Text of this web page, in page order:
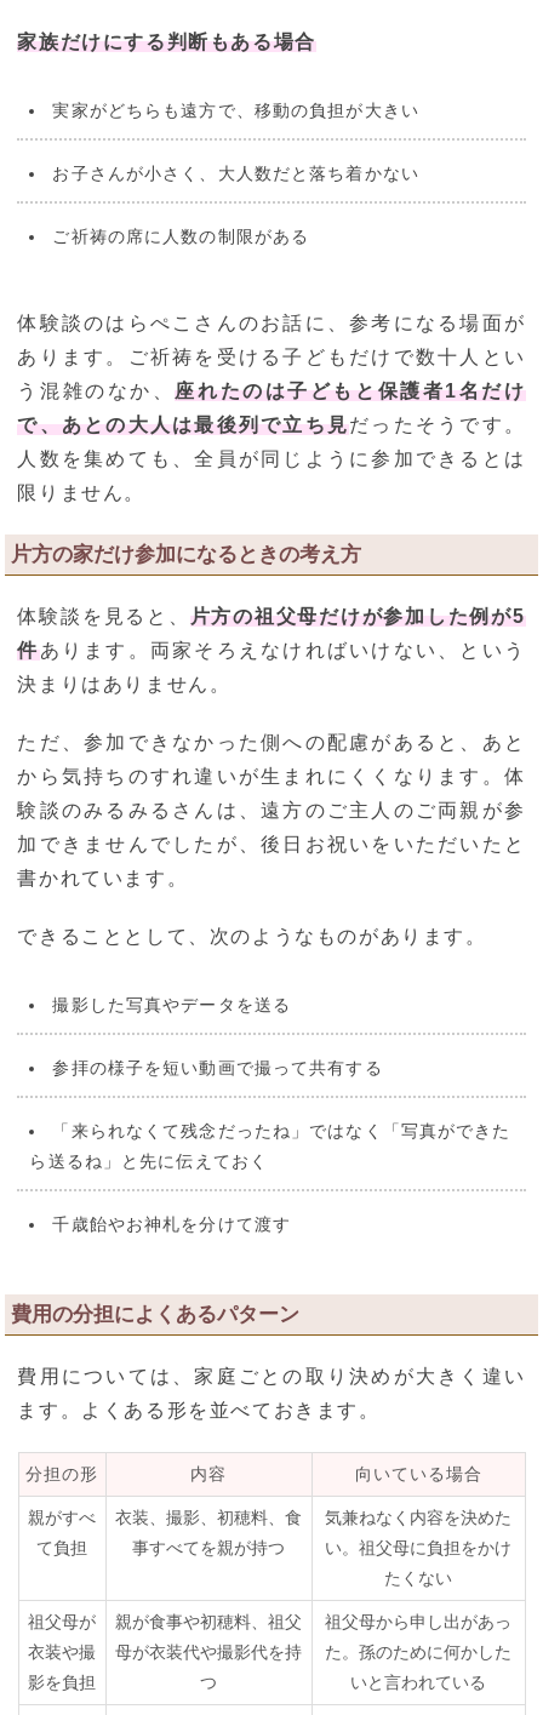
家族だけにする判断もある場合
実家がどちらも遠方で、移動の負担が大きい
お子さんが小さく、大人数だと落ち着かない
ご祈祷の席に人数の制限がある
体験談のはらぺこさんのお話に、参考になる場面が
あります。ご祈祷を受ける子どもだけで数十人とい
う混雑のなか、座れたのは子どもと保護者1名だけ
で、あとの大人は最後列で立ち見だったそうです。
人数を集めても、全員が同じように参加できるとは
限りません。
片方の家だけ参加になるときの考え方
体験談を見ると、 片方の祖父母だけが参加した例が5
件あります。両家そろえなければいけない、という
決まりはありません。
ただ、参加できなかった側への配慮があると、あと
から気持ちのすれ違いが生まれにくくなります。体
験談のみるみるさんは、遠方のご主人のご両親が参
加できませんでしたが、後日お祝いをいただいたと
書かれています。
できることとして、次のようなものがあります。
撮影した写真やデータを送る
参拝の様子を短い動画で撮って共有する
「来られなくて残念だったね」ではなく「写真ができた
ら送るね」と先に伝えておく
千歳飴やお神札を分けて渡す
費用の分担によくあるパターン
費用については、家庭ごとの取り決めが大きく違い
ます。よくある形を並べておきます。
分担の形 内容 向いている場合
親がすべ
て負担
衣装、撮影、初穂料、食
事すべてを親が持つ
気兼ねなく内容を決めた
い。祖父母に負担をかけ
たくない
祖父母が
衣装や撮
影を負担
親が食事や初穂料、祖父
母が衣装代や撮影代を持
つ
祖父母から申し出があっ
た。孫のために何かした
いと言われている